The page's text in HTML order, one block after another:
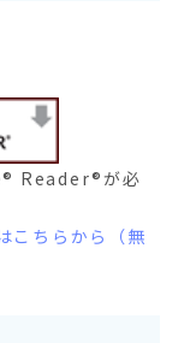
Reader®が必
ちらから（無